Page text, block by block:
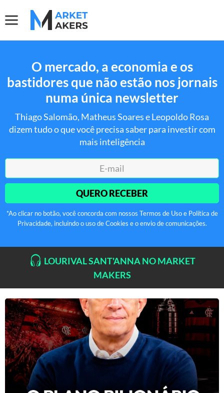
O mercado, a economia e os
bastidores que não estão nos jornais
numa única newsletter
Thiago Salomão, Matheus Soares e Leopoldo Rosa
dizem tudo o que você precisa saber para investir com
mais inteligência
QUERO RECEBER
*Ao clicar no botão, você concorda com nossos Termos de Uso e Política de
Privacidade, incluindo o uso de Cookies e o envio de comunicações.
LOURIVAL SANT'ANNA NO MARKET
MAKERS